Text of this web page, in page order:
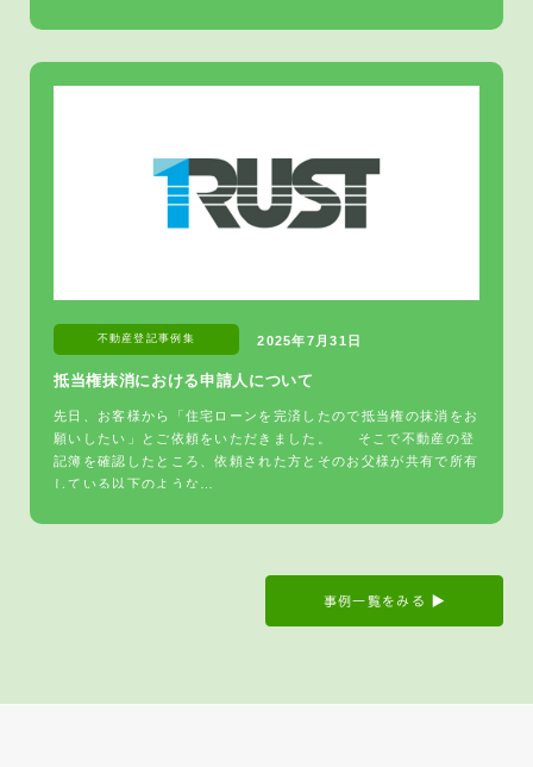
抵当権抹消における申請人について
不動産登記事例集 2025年7月31日
先日、お客様から「住宅ローンを完済したので抵当権の抹消をお
願いしたい」とご依頼をいただきました。 そこで不動産の登
記簿を確認したところ、依頼された方とそのお父様が共有で所有
している以下のような…
事例一覧をみる